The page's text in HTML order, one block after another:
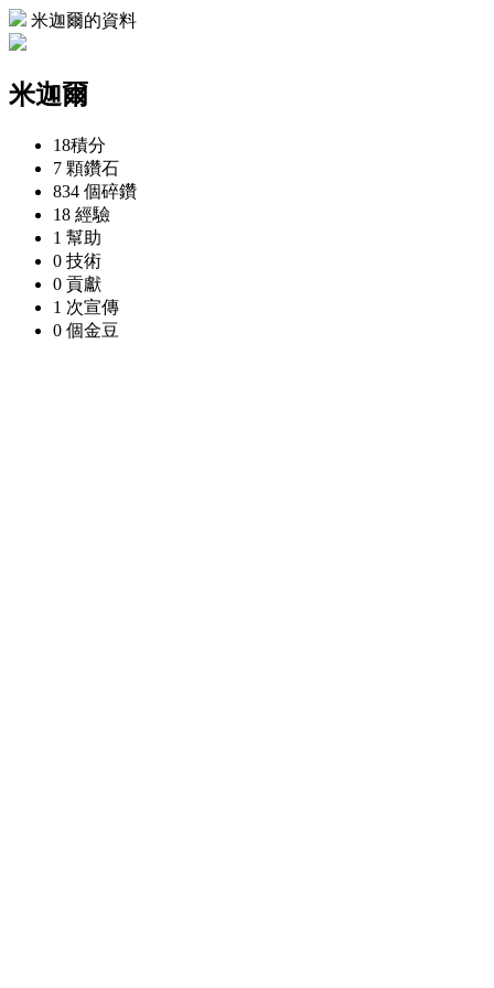
米迦爾的資料
米迦爾
18積分
7 顆鑽石
834 個碎鑽
18 經驗
1 幫助
0 技術
0 貢獻
1 次宣傳
0 個金豆